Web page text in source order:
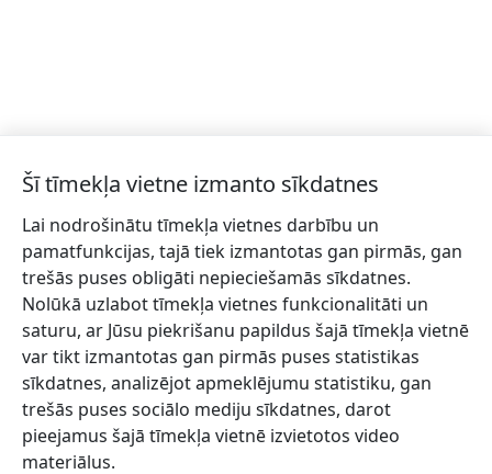
Šī tīmekļa vietne izmanto sīkdatnes
Lai nodrošinātu tīmekļa vietnes darbību un
pamatfunkcijas, tajā tiek izmantotas gan pirmās, gan
trešās puses obligāti nepieciešamās sīkdatnes.
Nolūkā uzlabot tīmekļa vietnes funkcionalitāti un
saturu, ar Jūsu piekrišanu papildus šajā tīmekļa vietnē
var tikt izmantotas gan pirmās puses statistikas
sīkdatnes, analizējot apmeklējumu statistiku, gan
trešās puses sociālo mediju sīkdatnes, darot
pieejamus šajā tīmekļa vietnē izvietotos video
materiālus.